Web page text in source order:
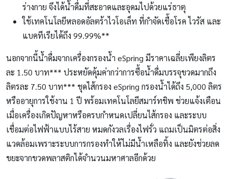
ร่างกาย จึงได้น้ำดื่มที่สะอาดและอุดมไปด้วยแร่ธาตุ
ใช้เทคโนโลยีหลอดอัลตร้าไวโอเล็ท ที่กำจัดเชื้อโรค ไวรัส และ
แบคทีเรียได้ถึง 99.99%**
นอกจากนี้น้ำดื่มจากเครื่องกรองน้ำ eSpring มีราคาเฉลี่ยเพียงลิตร
ละ 1.50 บาท*** ประหยัดคุ้มค่ากว่าการซื้อน้ำดื่มบรรจุขวดมากถึง
ลิตรละ 7.50 บาท*** ชุดไส้กรอง eSpring กรองน้ำได้ถึง 5,000 ลิตร
หรืออายุการใช้งาน 1 ปี พร้อมเทคโนโลยีสมาร์ทชิพ ช่วยแจ้งเตือน
เมื่อเครื่องเกิดปัญหาหรือครบกำหนดเปลี่ยนไส้กรอง และระบบ
เชื่อมต่อไฟฟ้าแบบไร้สาย หมดกังวลเรื่องไฟรั่ว แถมเป็นมิตรต่อสิ่ง
แวดล้อมเพราะระบบการกรองทำให้ไม่มีน้ำเหลือทิ้ง และยังช่วยลด
ขยะจากขวดพลาสติกได้จำนวนมหาศาลอีกด้วย